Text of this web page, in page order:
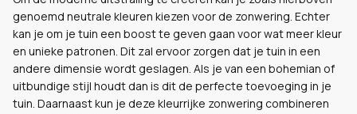
genoemd neutrale kleuren kiezen voor de zonwering. Echter
kan je om je tuin een boost te geven gaan voor wat meer kleur
en unieke patronen. Dit zal ervoor zorgen dat je tuin in een
andere dimensie wordt geslagen. Als je van een bohemian of
uitbundige stijl houdt dan is dit de perfecte toevoeging in je
tuin. Daarnaast kun je deze kleurrijke zonwering combineren